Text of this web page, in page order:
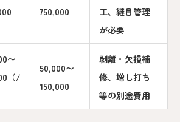
750,000
工、継目管理
が必要
〜
（/
50,000〜
150,000
剥離・欠損補
修、増し打ち
等の別途費用